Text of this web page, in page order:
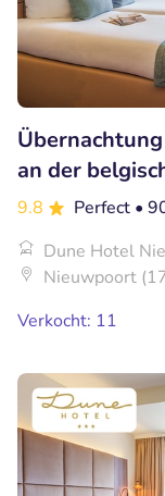
an der
9.8 Perfect •
Dune Hotel
Nieuwpoort
Verkocht: 11